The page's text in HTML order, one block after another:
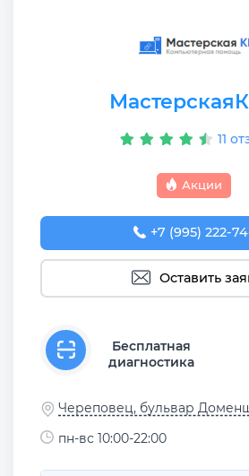
11
Акции
+7 (995) 222-
Оставить
Бесплатная
диагностика
Череповец, бульвар
пн-вс 10:00-22:00